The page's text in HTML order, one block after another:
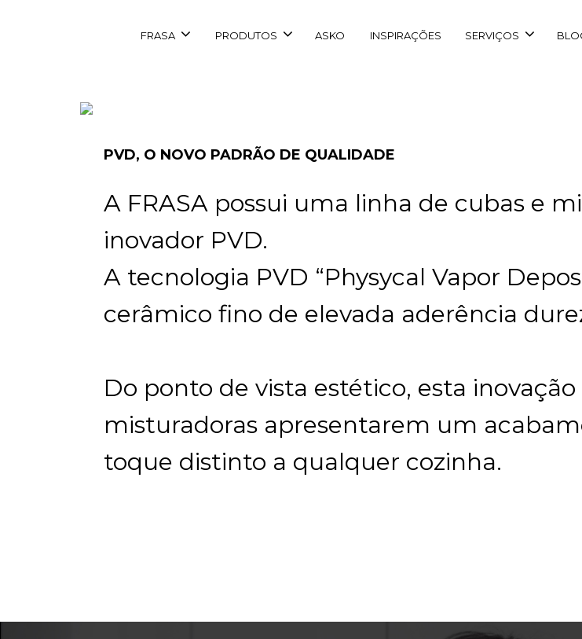
FRASA PRODUTOS ASKO INSPIRAÇÕES SERVIÇOS
PVD, O NOVO PADRÃO DE QUALIDADE
A FRASA possui uma linha de cubas e
inovador PVD.
A tecnologia PVD “Physycal Vapor
cerâmico fino de elevada aderência
Do ponto de vista estético, esta
misturadoras apresentarem um
toque distinto a qualquer cozinha.